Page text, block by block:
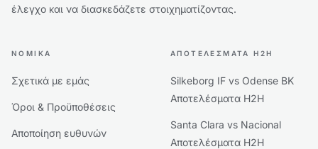
έλεγχο και να διασκεδάζετε στοιχηματίζοντας.
ΝΟΜΙΚΆ
Σχετικά με εμάς
Όροι & Προϋποθέσεις
Αποποίηση ευθυνών
ΑΠΟΤΕΛΈΣΜΑΤΑ H2H
Silkeborg IF vs Odense BK
Αποτελέσματα H2H
Santa Clara vs Nacional
Αποτελέσματα H2H